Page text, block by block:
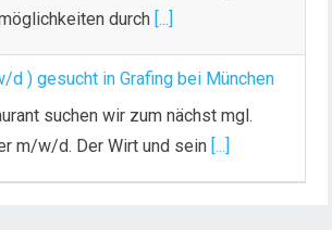
durch [...]
d ) gesucht in Grafing bei München
suchen wir zum nächst mgl.
m/w/d. Der Wirt und sein [...]